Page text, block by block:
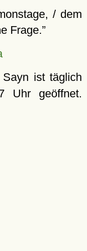
/ dem
Frage.
Sayn ist täglich
Uhr geöffnet.